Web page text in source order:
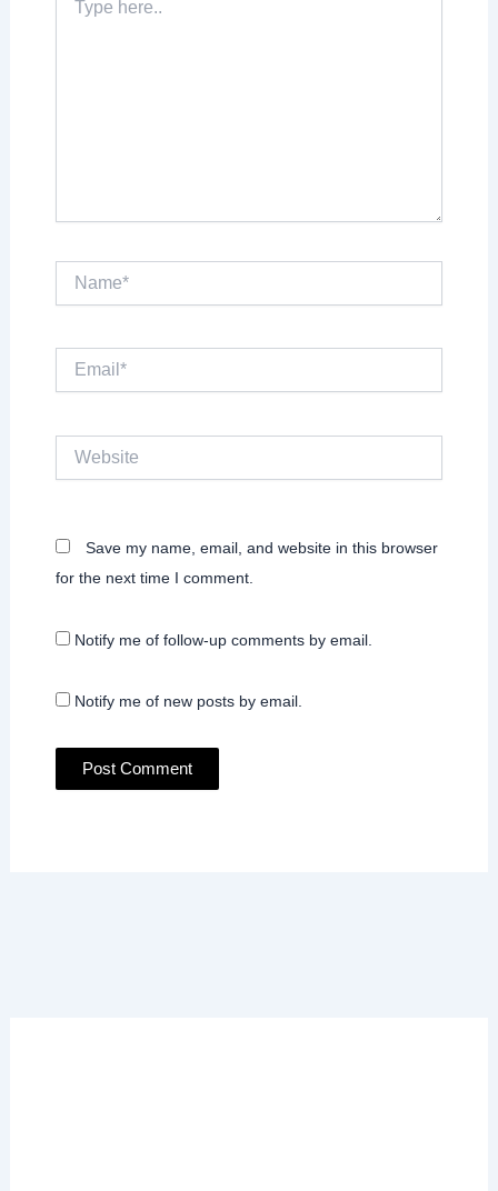
here..
Email*
Save my name, email, and website in this browser
for the next time I comment.
Notify me of follow-up comments by email.
Notify me of new posts by email.